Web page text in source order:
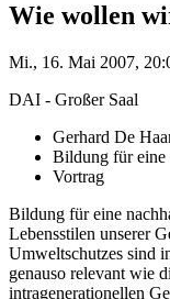
Wie wollen
Mi., 16. Mai 2007,
DAI - Großer Saal
Gerhard De
Bildung für
Vortrag
Bildung für eine
Lebensstilen unserer
Umweltschutzes sind
genauso relevant wie
intragenerationellen